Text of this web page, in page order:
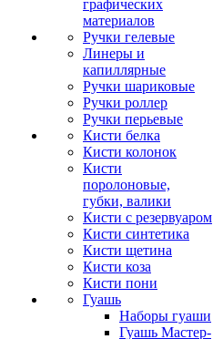
графических
материалов
Ручки гелевые
Линеры и
капиллярные
Ручки шариковые
Ручки роллер
Ручки перьевые
Кисти белка
Кисти колонок
Кисти
поролоновые,
губки, валики
Кисти с резервуаром
Кисти синтетика
Кисти щетина
Кисти коза
Кисти пони
Гуашь
Наборы гуаши
Гуашь Мастер-